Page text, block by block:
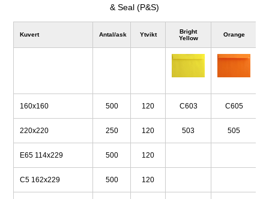
& Seal (P&S)
Kuvert Antal/ask Ytvikt
Bright
Yellow
Orange
160x160 500 120 C603 C605
220x220 250 120 503 505
E65 114x229 500 120
C5 162x229 500 120